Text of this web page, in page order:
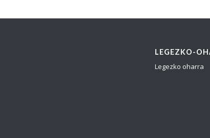
LEGEZKO-
Legezko oharra